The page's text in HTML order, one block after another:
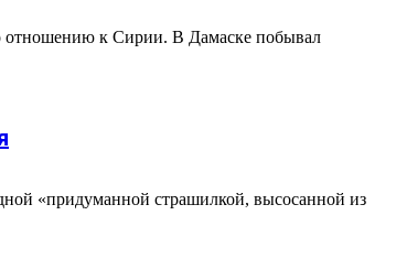
отношению к Сирии. В Дамаске побывал
«придуманной страшилкой, высосанной из